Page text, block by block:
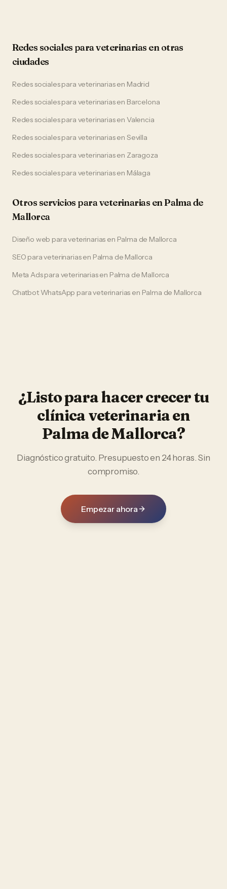
Redes sociales paraveterinarias en otras
ciudades
Redes socialespara veterinariasen Madrid
Redes socialespara veterinariasen Barcelona
Redes socialespara veterinariasen Valencia
Redes socialespara veterinariasen Sevilla
Redes socialespara veterinariasen Zaragoza
Redes socialespara veterinariasen Málaga
Otros servicios paraveterinarias enPalma de
Mallorca
Diseño web paraveterinarias en Palma de Mallorca
SEO paraveterinariasen Palma de Mallorca
Meta Adspara veterinariasen Palma de Mallorca
Chatbot WhatsApp paraveterinarias en Palma de Mallorca
¿Listo para hacer crecer tu
clínica veterinariaen
Palma de Mallorca?
Diagnóstico gratuito. Presupuesto en 24 horas. Sin
compromiso.
Empezar ahora